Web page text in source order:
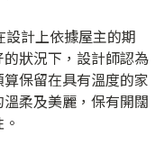
計上依據屋主的期
狀況下，設計師認為
保留在具有溫度的家
柔及美麗，保有開闊